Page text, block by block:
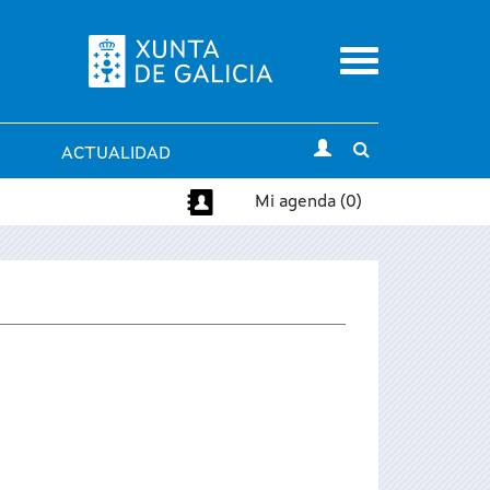
Menu
ACTUALIDAD
search
Mi agenda (0)